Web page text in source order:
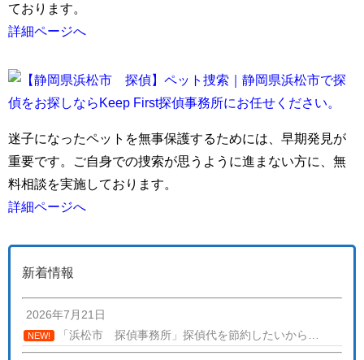
ております。
詳細ページへ
迷子になったペットを無事保護するためには、早期発見が
重要です。ご自身での捜索が思うように進まない方に、無
料相談を実施しております。
詳細ページへ
新着情報
2026年7月21日
NEW! 「浜松市 探偵事務所」探偵代を節約したいから…